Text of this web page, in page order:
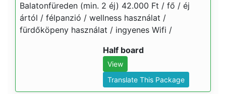
Balatonfüreden (min. 2 éj) 42.000 Ft / fő / éj
ártól / félpanzió / wellness használat /
fürdőköpeny használat / ingyenes Wifi /
Half board
View
Translate This Package